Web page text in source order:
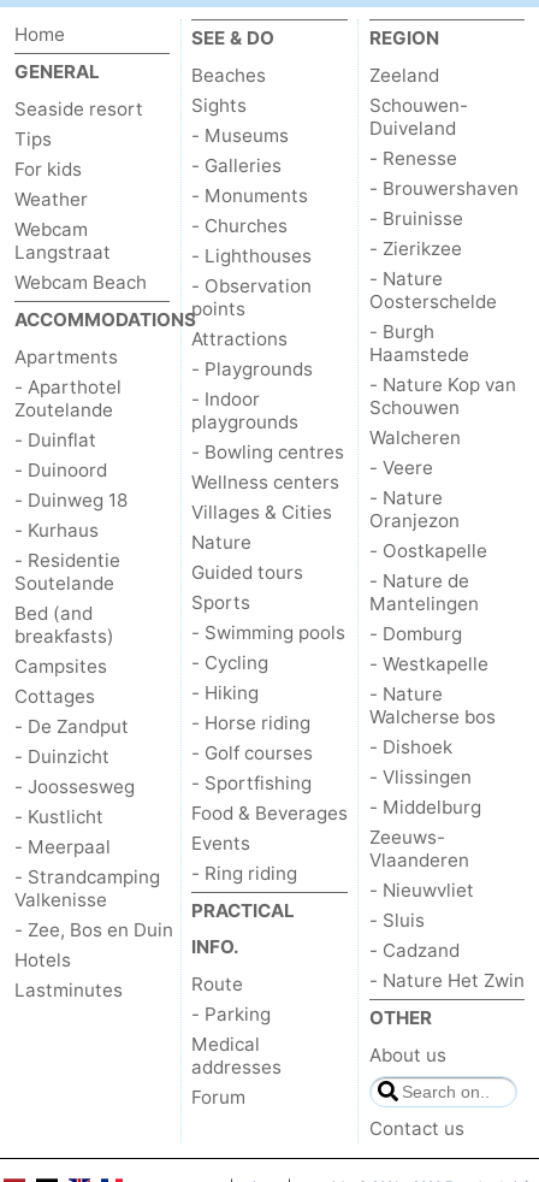
Home
GENERAL
Seaside resort
Tips
For kids
Weather
Webcam
Langstraat
Webcam Beach
ACCOMMODATIONS
Apartments
- Aparthotel
Zoutelande
- Duinflat
- Duinoord
- Duinweg 18
- Kurhaus
- Residentie
Soutelande
Bed (and
breakfasts)
Campsites
Cottages
- De Zandput
- Duinzicht
- Joossesweg
- Kustlicht
- Meerpaal
- Strandcamping
Valkenisse
- Zee, Bos en Duin
Hotels
Lastminutes
SEE & DO
Beaches
Sights
- Museums
- Galleries
- Monuments
- Churches
- Lighthouses
- Observation
points
Attractions
- Playgrounds
- Indoor
playgrounds
- Bowling centres
Wellness centers
Villages & Cities
Nature
Guided tours
Sports
- Swimming pools
- Cycling
- Hiking
- Horse riding
- Golf courses
- Sportfishing
Food & Beverages
Events
- Ring riding
PRACTICAL
INFO.
Route
- Parking
Medical
addresses
Forum
REGION
Zeeland
Schouwen-
Duiveland
- Renesse
- Brouwershaven
- Bruinisse
- Zierikzee
- Nature
Oosterschelde
- Burgh
Haamstede
- Nature Kop van
Schouwen
Walcheren
- Veere
- Nature
Oranjezon
- Oostkapelle
- Nature de
Mantelingen
- Domburg
- Westkapelle
- Nature
Walcherse bos
- Dishoek
- Vlissingen
- Middelburg
Zeeuws-
Vlaanderen
- Nieuwvliet
- Sluis
- Cadzand
- Nature Het Zwin
OTHER
About us
Contact us